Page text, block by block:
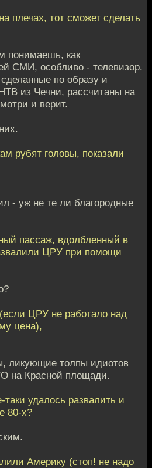
плечах, тот сможет сделать
понимаешь, как
СМИ, особливо - телевизор.
по образу и
из Чечни, рассчитаны на
и верит.
рубят головы, показали
- уж не те ли благородные
пассаж, вдолбленный в
ЦРУ при помощи
ЦРУ не работало над
цена),
ликующие толпы идиотов
на Красной площади.
удалось развалить и
80-х?
Америку (стоп! не надо